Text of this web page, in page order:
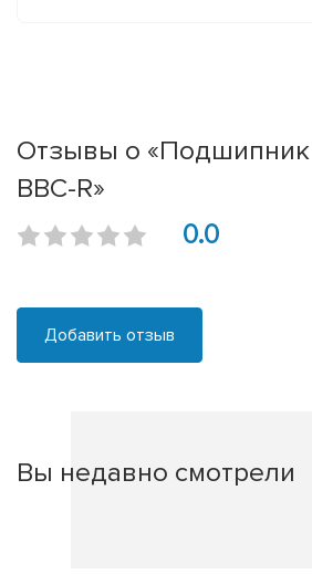
Отзывы о «Подшипник
BBC-R»
0.0
Добавить отзыв
Вы недавно смотрели